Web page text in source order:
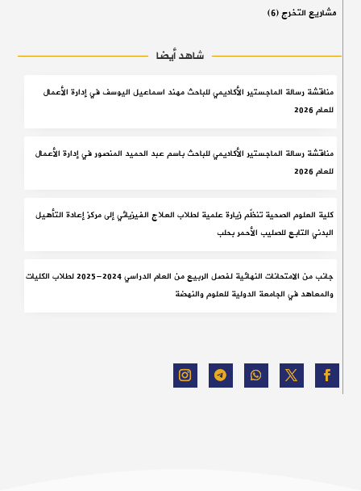
مشاريع التخرج(6)
شاهد أيضا
مناقشة رسالة الماجستير الأكاديمي للباحث مهند اسماعيل اليوسف في إدارة الأعمال
للعام 2026
مناقشة رسالة الماجستير الأكاديمي للباحث باسم عبد الحميد المنصور في إدارة الأعمال
للعام 2026
كلية العلوم الصحية تنظّم زيارة علمية لطلاب العلاج الفيزيائي إلى مركز إعادة التأهيل
البدني التابع للصليب الأحمر بحلب
جانب من الامتحانات النهائية لفصل الربيع من العام الدراسي 2024-2025 لطلاب الكليات
والمعاهد في الجامعة الدولية للعلوم والنهضة